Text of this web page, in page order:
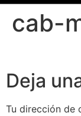
cab-
Deja
Tu dirección de